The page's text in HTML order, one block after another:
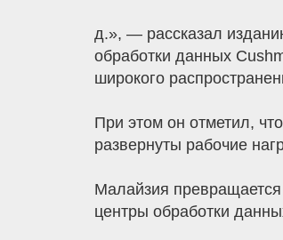
д.», — рассказал
обработки данных
широкого
При этом он отметил,
развернуты рабочие
Малайзия превращается
центры обработки